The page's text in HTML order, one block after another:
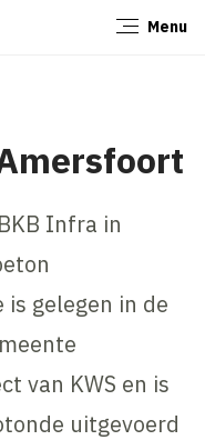
Menu
Infra in
is gelegen in de
van KWS en is
uitgevoerd
Sluiten